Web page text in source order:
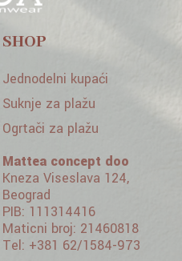
SHOP
Jednodelni kupaći
Suknje za plažu
Ogrtači za plažu
Mattea concept doo
Kneza Viseslava 124,
Beograd
PIB: 111314416
Maticni broj: 21460818
Tel: +381 62/1584-973